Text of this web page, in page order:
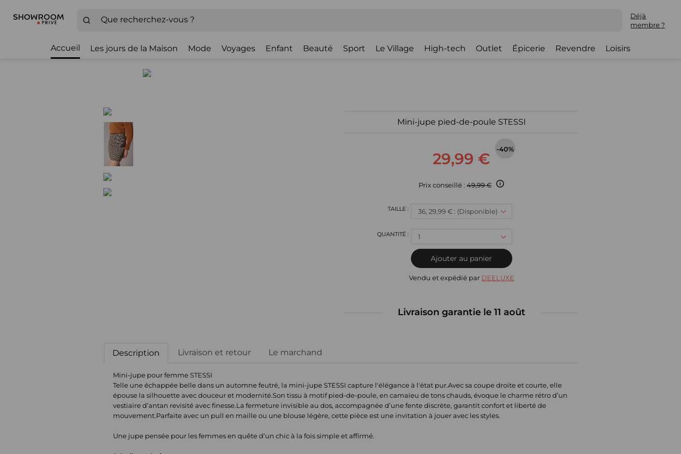
Déjà
membre ?
Accueil Les jours de la Maison Mode Voyages Enfant Beauté Sport Le Village High-tech Outlet Épicerie Revendre Loisirs
Mini-jupe pied-de-poule STESSI
29,99 €
-40%
Prix conseillé : 49,99 €
36, 29,99 € : (Disponible)
1
Ajouter au panier
Vendu et expédié par DEELUXE
Livraison garantie le 11 août
Description Livraison et retour Le marchand
Mini-jupe pour femme STESSI
Telle une échappée belle dans un automne feutré, la mini-jupe STESSI capture l'élégance à l'état pur.Avec sa coupe droite et courte, elle
épouse la silhouette avec douceur et modernité.Son tissu à motif pied-de-poule, en camaïeu de tons chauds, évoque le charme rétro d’un
vestiaire d’antan revisité avec finesse.La fermeture invisible au dos, accompagnée d’une fente discrète, garantit confort et liberté de
mouvement.Parfaite avec un pull en maille ou une blouse légère, cette pièce est une invitation à jouer avec les styles.
Une jupe pensée pour les femmes en quête d’un chic à la fois simple et affirmé.